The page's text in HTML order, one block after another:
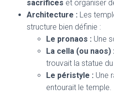
sacrifices et organiser
Architecture : Les
structure bien définie :
Le pronaos : Une
La cella (ou naos) :
trouvait la statue
Le péristyle : Une
entourait le temple.